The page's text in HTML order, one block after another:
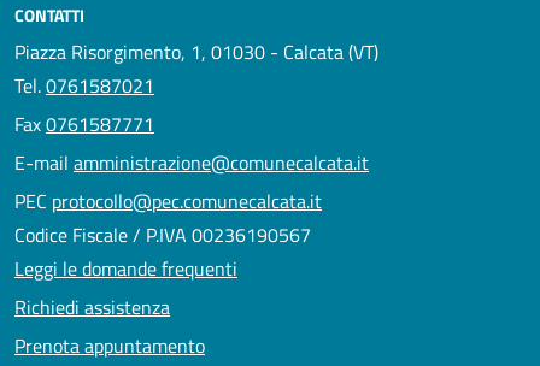
CONTATTI
Piazza Risorgimento, 1, 01030 - Calcata (VT)
Tel.0761587021
Fax0761587771
E-mail amministrazione@comunecalcata.it
PEC protocollo@pec.comunecalcata.it
Codice Fiscale / P.IVA 00236190567
Leggi le domande frequenti
Richiedi assistenza
Prenota appuntamento